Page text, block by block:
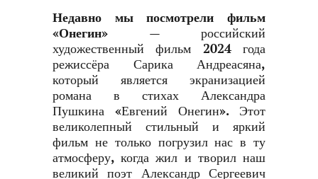
Недавно мы посмотрели фильм
«Онегин» — российский
художественный фильм 2024 года
режиссёра Сарика Андреасяна,
который является экранизацией
романа в стихах Александра
Пушкина «Евгений Онегин». Этот
великолепный стильный и яркий
фильм не только погрузил нас в ту
атмосферу, когда жил и творил наш
великий поэт Александр Сергеевич